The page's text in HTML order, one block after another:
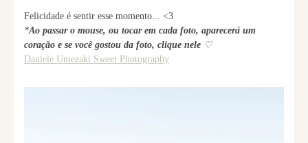
Felicidade é sentir esse momento... <3
*Ao passar o mouse, ou tocar em cada foto, aparecerá um
coração e se você gostou da foto, clique nele ♡
Daniele Umezaki Sweet Photography